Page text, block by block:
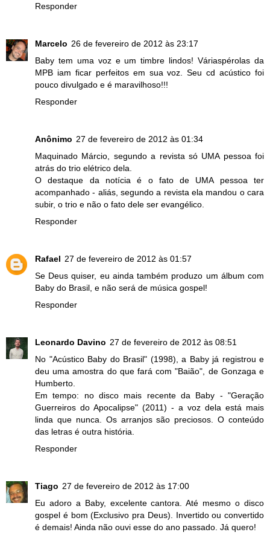
Responder
Marcelo 26 de fevereiro de 2012 às 23:17
Baby tem uma voz e um timbre lindos! Váriaspérolas da
MPB iam ficar perfeitos em sua voz. Seu cd acústico foi
pouco divulgado e é maravilhoso!!!
Responder
Anônimo 27 de fevereiro de 2012 às 01:34
Maquinado Márcio, segundo a revista só UMA pessoa foi
atrás do trio elétrico dela.
O destaque da notícia é o fato de UMA pessoa ter
acompanhado - aliás, segundo a revista ela mandou o cara
subir, o trio e não o fato dele ser evangélico.
Responder
Rafael 27 de fevereiro de 2012 às 01:57
Se Deus quiser, eu ainda também produzo um álbum com
Baby do Brasil, e não será de música gospel!
Responder
Leonardo Davino 27 de fevereiro de 2012 às 08:51
No "Acústico Baby do Brasil" (1998), a Baby já registrou e
deu uma amostra do que fará com "Baião", de Gonzaga e
Humberto.
Em tempo: no disco mais recente da Baby - "Geração
Guerreiros do Apocalipse" (2011) - a voz dela está mais
linda que nunca. Os arranjos são preciosos. O conteúdo
das letras é outra história.
Responder
Tiago 27 de fevereiro de 2012 às 17:00
Eu adoro a Baby, excelente cantora. Até mesmo o disco
gospel é bom (Exclusivo pra Deus). Invertido ou convertido
é demais! Ainda não ouvi esse do ano passado. Já quero!